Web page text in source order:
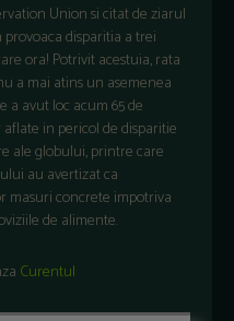
Union si citat de ziarul
disparitia a trei
ora! Potrivit acestuia, rata
a mai atins un asemenea
a avut loc acum 65 de
in pericol de disparitie
ale globului, printre care
au avertizat ca
masuri concrete impotriva
de alimente.
Curentul